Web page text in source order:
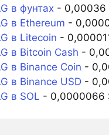
в фунтах - 0,00036
в Ethereum -
в Litecoin -
в Bitcoin Cash -
в Binance Coin -
в Binance USD-
в SOL - 0,0000066